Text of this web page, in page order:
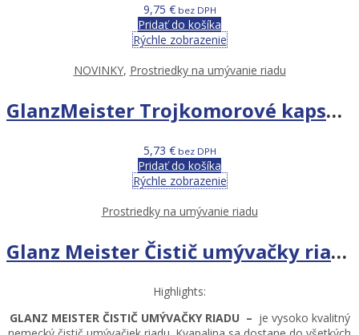
9,75 €bez DPH
Pridať do košíka
Rýchle zobrazenie
NOVINKY, Prostriedky na umývanie riadu
GlanzMeister Trojkomorové kapsuly do umývačky riadu gél+prášok 35 ks
5,73 €bez DPH
Pridať do košíka
Rýchle zobrazenie
Prostriedky na umývanie riadu
Glanz Meister Čistič umývačky riadu 250ml
Highlights:
GLANZ MEISTER ČISTIČ UMÝVAČKY RIADU – je vysoko kvalitný